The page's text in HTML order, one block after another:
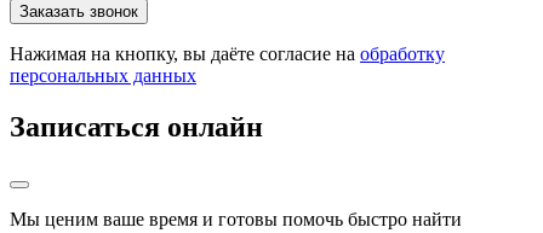
Нажимая на кнопку, вы даёте согласие на обработку
персональных данных
Записаться онлайн
Мы ценим ваше время и готовы помочь быстро найти